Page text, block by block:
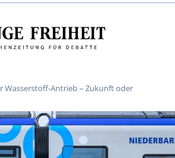
Wasserstoff-Antrieb – Zukunft oder